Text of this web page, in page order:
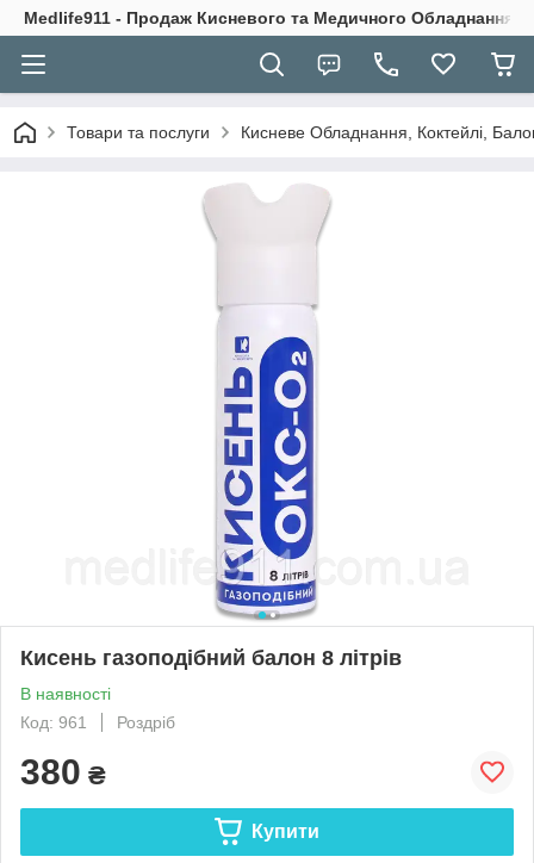
Medlife911 - Продаж Кисневого та Медичного Обладнання
Товари та послуги Кисневе Обладнання, Коктейлі,
Кисень газоподібний балон 8 літрів
В наявності
Код: 961
Роздріб
380 ₴
Купити